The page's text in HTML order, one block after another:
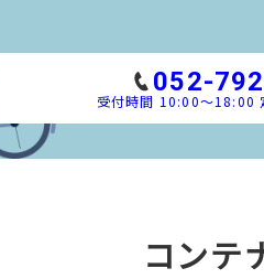
052-
受付時間 10:00～18:00
コンテ